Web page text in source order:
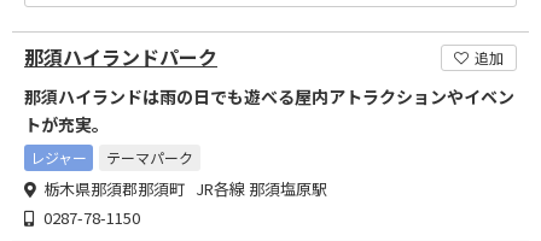
那須ハイランドパーク 追加
那須ハイランドは雨の日でも遊べる屋内アトラクションやイベン
トが充実。
レジャー テーマパーク
栃木県那須郡那須町 JR各線 那須塩原駅
0287-78-1150